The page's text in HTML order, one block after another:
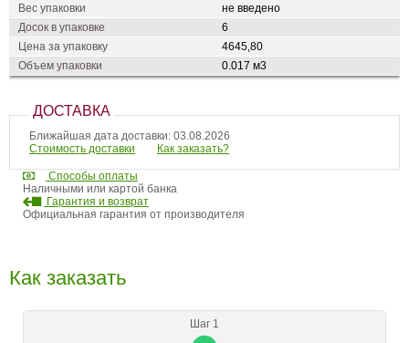
Вес упаковки
не введено
Досок в упаковке
6
Цена за упаковку
4645,80
Объем упаковки
0.017 м3
ДОСТАВКА
Ближайшая дата доставки: 03.08.2026
Стоимость доставки
Как заказать?
Способы оплаты
Наличными или картой банка
Гарантия и возврат
Официальная гарантия от производителя
Как заказать
Шаг 1